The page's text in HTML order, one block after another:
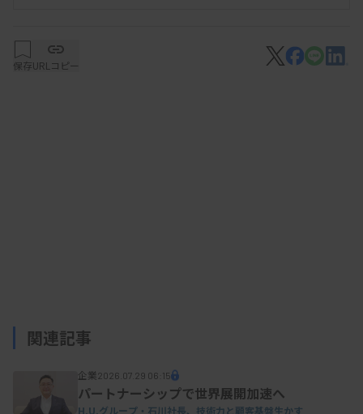
小野田氏は、胆道がんや膵臓、十二指腸など消化
器分野でのAI画像診断支援システムの実用化を岡山
保存URLコピー
関連記事
企業2026.07.29 06:15
パートナーシップで世界展開加速へ
H.U.グループ・石川社長、技術力と顧客基盤生かす